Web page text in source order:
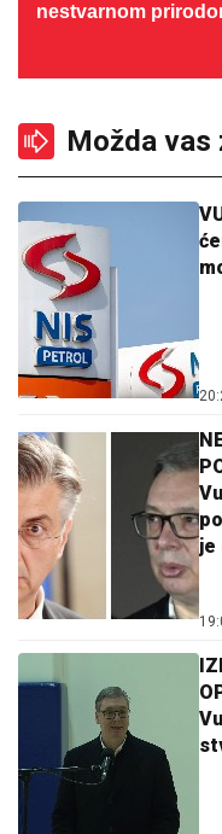
nestvarnom
Možda vas
je